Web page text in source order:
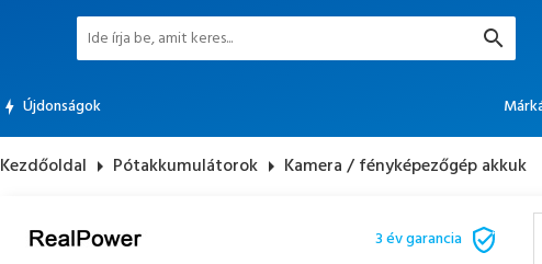
Újdonságok
Kezdőoldal arrow_right Pótakkumulátorok arrow_right Kamera / fényképezőgép akkuk
3 év garancia